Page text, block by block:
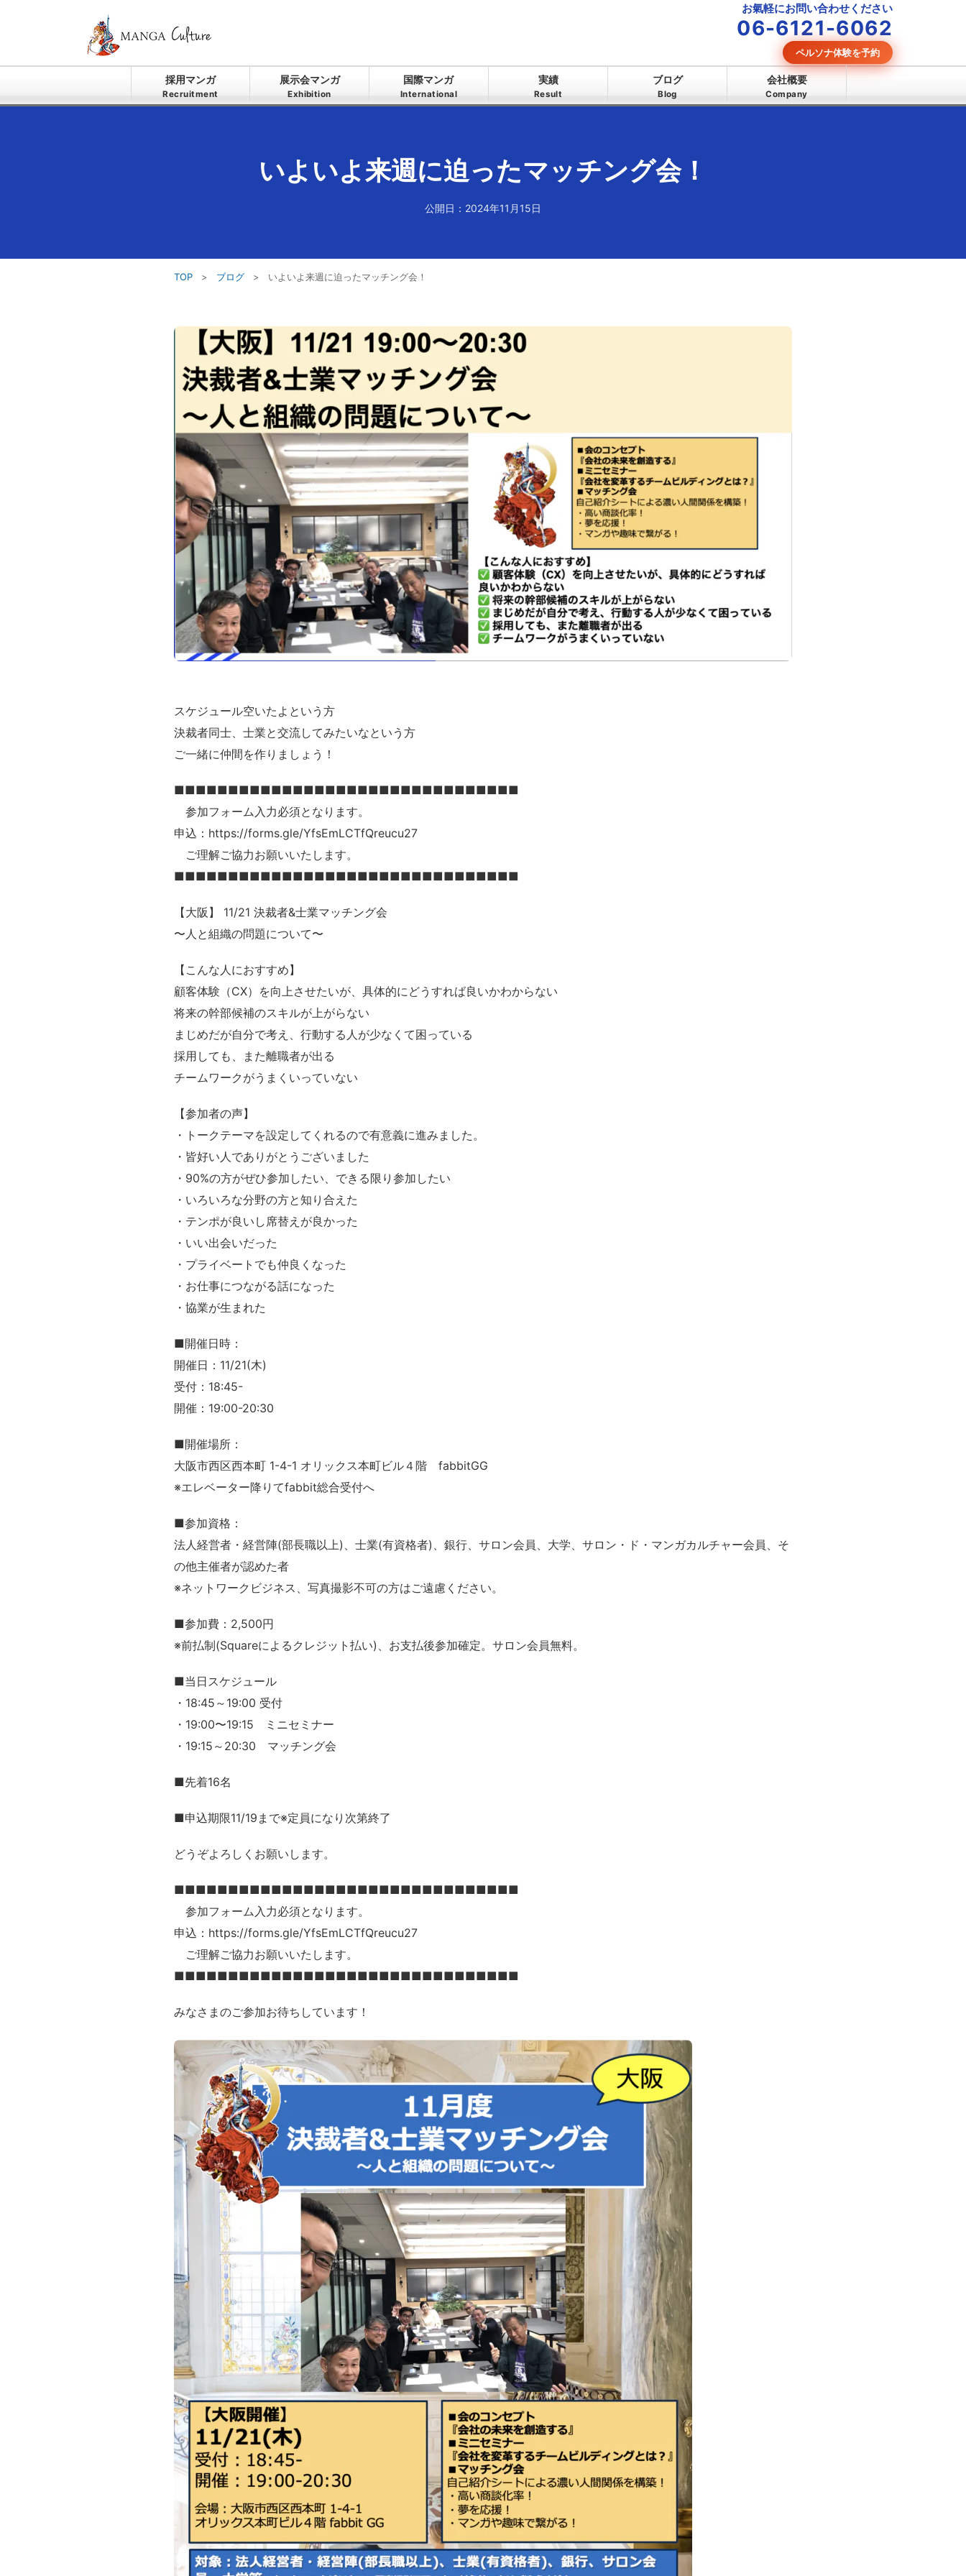
お氣軽にお問い合わせください
06-6121-6062
ペルソナ体験を予約
採用マンガ
Recruitment
展示会マンガ
Exhibition
国際マンガ
International
実績
Result
ブログ
Blog
会社概要
Company
いよいよ来週に迫ったマッチング会！
公開日：2024年11月15日
TOP > ブログ > いよいよ来週に迫ったマッチング会！
スケジュール空いたよという方
決裁者同士、士業と交流してみたいなという方
ご一緒に仲間を作りましょう！
■■■■■■■■■■■■■■■■■■■■■■■■■■■■■■■■
参加フォーム入力必須となります。
申込：https://forms.gle/YfsEmLCTfQreucu27
ご理解ご協力お願いいたします。
■■■■■■■■■■■■■■■■■■■■■■■■■■■■■■■■
【大阪】 11/21 決裁者&士業マッチング会
〜人と組織の問題について〜
【こんな人におすすめ】
顧客体験（CX）を向上させたいが、具体的にどうすれば良いかわからない
将来の幹部候補のスキルが上がらない
まじめだが自分で考え、行動する人が少なくて困っている
採用しても、また離職者が出る
チームワークがうまくいっていない
【参加者の声】
・トークテーマを設定してくれるので有意義に進みました。
・皆好い人でありがとうございました
・90%の方がぜひ参加したい、できる限り参加したい
・いろいろな分野の方と知り合えた
・テンポが良いし席替えが良かった
・いい出会いだった
・プライベートでも仲良くなった
・お仕事につながる話になった
・協業が生まれた
■開催日時：
開催日：11/21(木)
受付：18:45-
開催：19:00-20:30
■開催場所：
大阪市西区西本町 1-4-1 オリックス本町ビル４階 fabbitGG
※エレベーター降りてfabbit総合受付へ
■参加資格：
法人経営者・経営陣(部長職以上)、士業(有資格者)、銀行、サロン会員、大学、サロン・ド・マンガカルチャー会員、そ
の他主催者が認めた者
※ネットワークビジネス、写真撮影不可の方はご遠慮ください。
■参加費：2,500円
※前払制(Squareによるクレジット払い)、お支払後参加確定。サロン会員無料。
■当日スケジュール
・18:45～19:00 受付
・19:00〜19:15 ミニセミナー
・19:15～20:30 マッチング会
■先着16名
■申込期限11/19まで※定員になり次第終了
どうぞよろしくお願いします。
■■■■■■■■■■■■■■■■■■■■■■■■■■■■■■■■
参加フォーム入力必須となります。
申込：https://forms.gle/YfsEmLCTfQreucu27
ご理解ご協力お願いいたします。
■■■■■■■■■■■■■■■■■■■■■■■■■■■■■■■■
みなさまのご参加お待ちしています！